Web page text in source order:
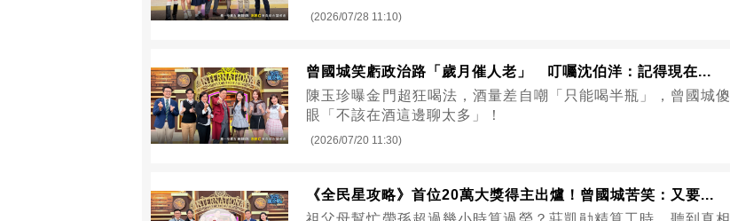
(2026/07/28 11:10)
曾國城笑虧政治路「歲月催人老」 叮囑沈伯洋：記得現在...
陳玉珍曝金門超狂喝法，酒量差自嘲「只能喝半瓶」，曾國城傻
眼「不該在酒這邊聊太多」！
(2026/07/20 11:30)
《全民星攻略》首位20萬大獎得主出爐！曾國城苦笑：又要...